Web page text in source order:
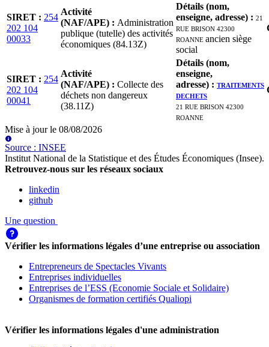
SIRET : 254
202 104
00033
Activité
(NAF/APE) : Administration
publique (tutelle) des activités
économiques (84.13Z)
Détails (nom,
enseigne, adresse) : 21
RUE BRISON 42300
ROANNEancien siège
social
SIRET : 254
202 104
00041
Activité
(NAF/APE) : Collecte des
déchets non dangereux
(38.11Z)
Détails (nom,
enseigne,
adresse) : TRAITEMENTS
DECHETS
21 RUE BRISON 42300
ROANNE
Mise à jour le 08/08/2026
Source : INSEE
Institut National de la Statistique et des Études Économiques (Insee).
Retrouvez-nous sur les réseaux sociaux
linkedin
github
Une question
Vérifier les informations légales d’une entreprise ou association
Entrepreneurs de Spectacles Vivants
Entreprises individuelles
Entreprises de l’ESS (Economie Sociale et Solidaire)
Organismes de formation certifiés Qualiopi
Vérifier les informations légales d'une administration